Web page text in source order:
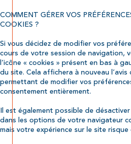
COMMENT GÉRER VOS
COOKIES ?
Si vous décidez de modifier vos
cours de votre session de navigation,
l’icône « cookies » présent en bas à
du site. Cela affichera à nouveau
permettant de modifier vos
consentement entièrement.
Il est également possible de
dans les options de votre navigateur
mais votre expérience sur le site